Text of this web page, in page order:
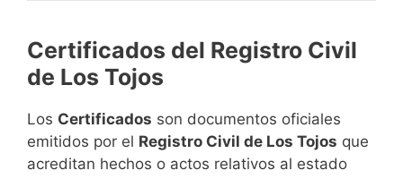
Certificados del Registro Civil
de Los Tojos
Los Certificados son documentos oficiales
emitidos por el Registro Civil de Los Tojos que
acreditan hechos o actos relativos al estado